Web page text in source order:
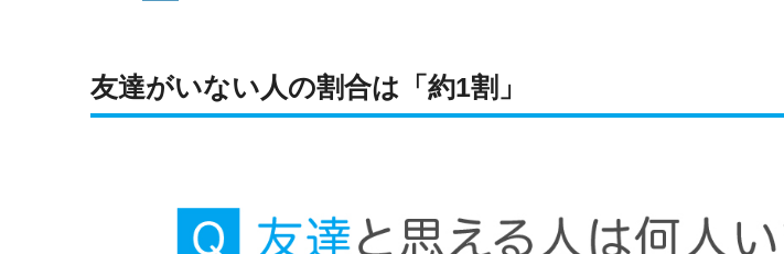
友達がいない人の割合は「約1割」